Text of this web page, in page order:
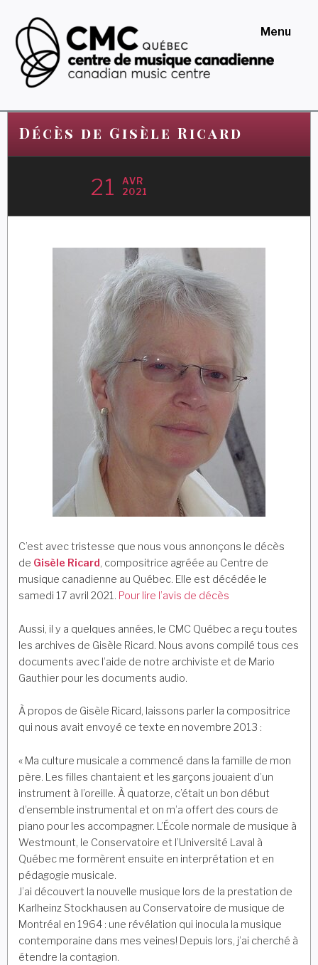
content
canadienne au Québec
Menu
Décès de Gisèle Ricard
21
AVR
2021
C’est avec tristesse que nous vous annonçons le décès
de Gisèle Ricard, compositrice agréée au Centre de
musique canadienne au Québec. Elle est décédée le
samedi 17 avril 2021. Pour lire l’avis de décès
Aussi, il y a quelques années, le CMC Québec a reçu toutes
les archives de Gisèle Ricard. Nous avons compilé tous ces
documents avec l’aide de notre archiviste et de Mario
Gauthier pour les documents audio.
À propos de Gisèle Ricard, laissons parler la compositrice
qui nous avait envoyé ce texte en novembre 2013 :
« Ma culture musicale a commencé dans la famille de mon
père. Les filles chantaient et les garçons jouaient d’un
instrument à l’oreille. À quatorze, c’était un bon début
d’ensemble instrumental et on m’a offert des cours de
piano pour les accompagner. L’École normale de musique à
Westmount, le Conservatoire et l’Université Laval à
Québec me formèrent ensuite en interprétation et en
pédagogie musicale.
J’ai découvert la nouvelle musique lors de la prestation de
Karlheinz Stockhausen au Conservatoire de musique de
Montréal en 1964 : une révélation qui inocula la musique
contemporaine dans mes veines! Depuis lors, j’ai cherché à
étendre la contagion.